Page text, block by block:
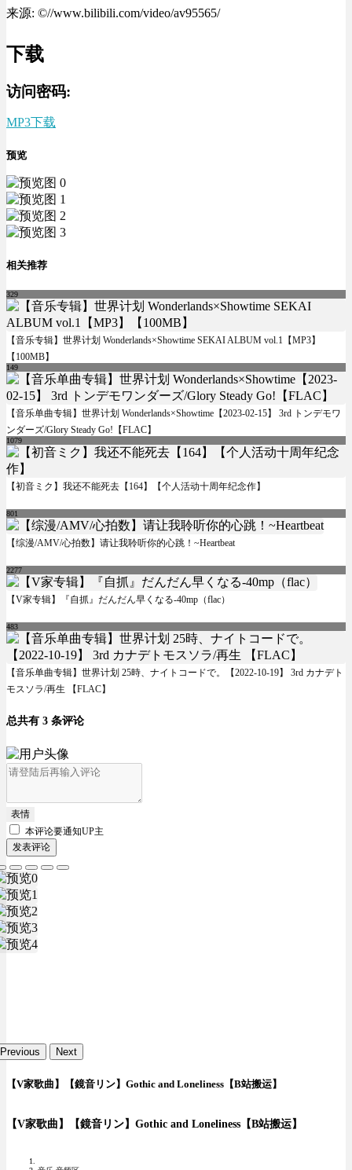
来源: ©//www.bilibili.com/video/av95565/
下载
访问密码:
MP3下载
预览
相关推荐
329
【音乐专辑】世界计划 Wonderlands×Showtime SEKAI ALBUM vol.1【MP3】
【100MB】
149
【音乐单曲专辑】世界计划 Wonderlands×Showtime【2023-02-15】 3rd トンデモワ
ンダーズ/Glory Steady Go!【FLAC】
1079
【初音ミク】我还不能死去【164】【个人活动十周年纪念作】
801
【综漫/AMV/心拍数】请让我聆听你的心跳！~Heartbeat
2277
【V家专辑】『自抓』だんだん早くなる-40mp（flac）
483
【音乐单曲专辑】世界计划 25時、ナイトコードで。【2022-10-19】 3rd カナデト
モスソラ/再生 【FLAC】
总共有 3 条评论
表情
本评论要通知UP主
发表评论
Previous Next
【V家歌曲】【鏡音リン】Gothic and Loneliness【B站搬运】
【V家歌曲】【鏡音リン】Gothic and Loneliness【B站搬运】